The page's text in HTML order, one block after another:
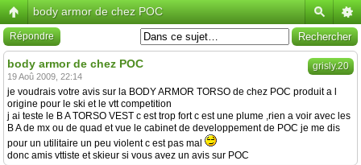
body armor de chez POC
Répondre
grisly.20
body armor de chez POC
19 Aoû 2009, 22:14
je voudrais votre avis sur la BODY ARMOR TORSO de chez POC produit a l
origine pour le ski et le vtt competition
j ai teste le B A TORSO VEST c est trop fort c est une plume ,rien a voir avec les
B A de mx ou de quad et vue le cabinet de developpement de POC je me dis
pour un utilitaire un peu violent c est pas mal
donc amis vttiste et skieur si vous avez un avis sur POC